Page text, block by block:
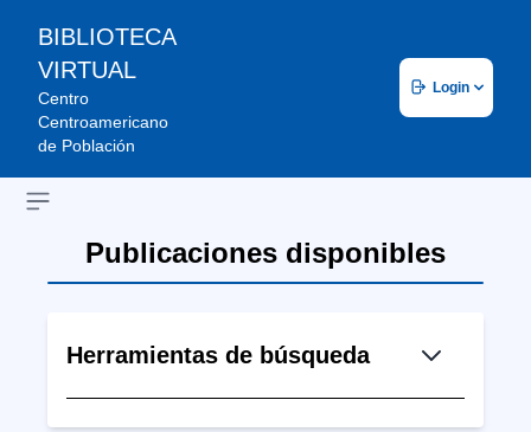
BIBLIOTECA
VIRTUAL
Centro
Centroamericano
de Población
Login
Open sidebar
Publicaciones disponibles
Herramientas de búsqueda